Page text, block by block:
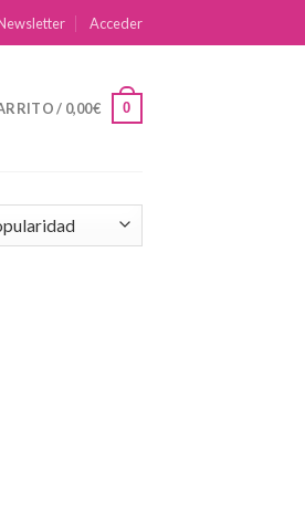
Acceder
/ 0,00€ 0